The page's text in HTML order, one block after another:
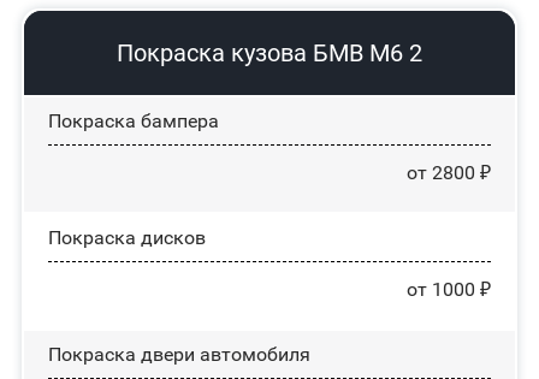
Покраска кузова БМВ М6 2
Покраска бампера
от 2800 ₽
Покраска дисков
от 1000 ₽
Покраска двери автомобиля